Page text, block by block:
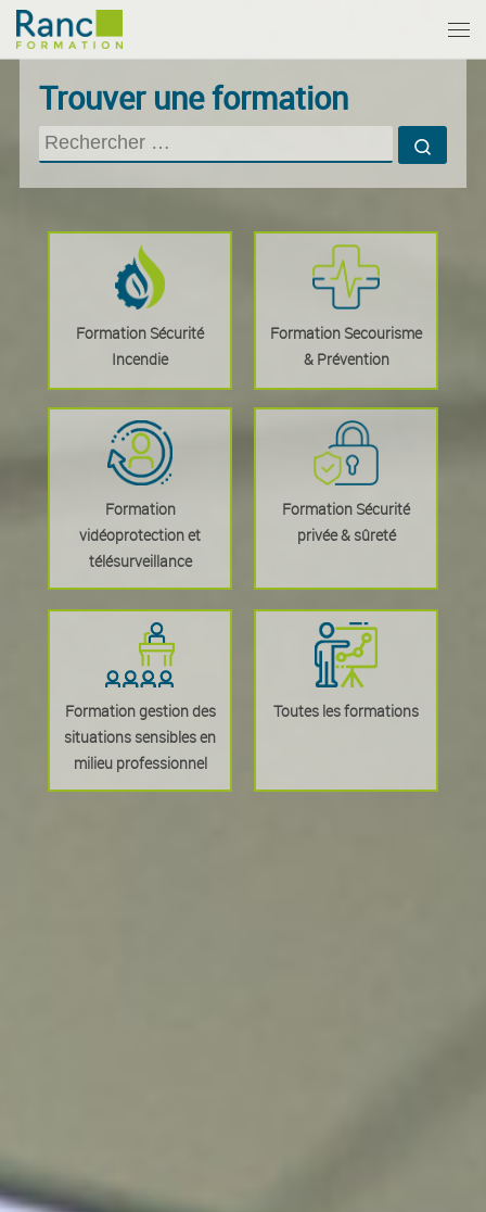
Passer au contenu
Trouver une formation
RECHERCHER
Formation Sécurité
Incendie
Formation Secourisme
& Prévention
Formation
vidéoprotection et
télésurveillance
Formation Sécurité
privée & sûreté
Formation gestion des
situations sensibles en
milieu professionnel
Toutes les formations